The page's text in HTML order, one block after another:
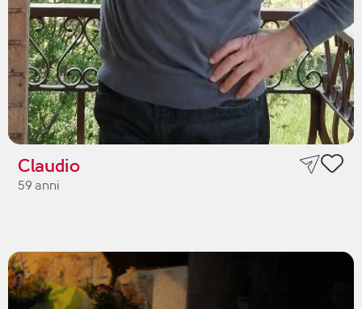
Claudio
59 anni